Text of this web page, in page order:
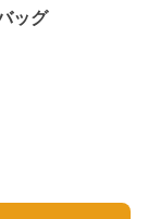
ッグ